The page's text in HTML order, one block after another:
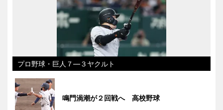
プロ野球・巨人７―３ヤクルト
鳴門渦潮が２回戦へ 高校野球